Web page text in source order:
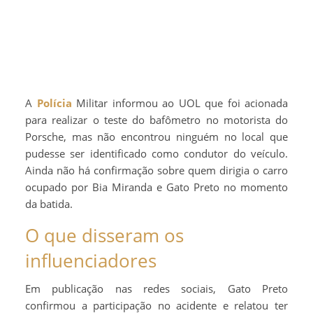
A Polícia Militar informou ao UOL que foi acionada
para realizar o teste do bafômetro no motorista do
Porsche, mas não encontrou ninguém no local que
pudesse ser identificado como condutor do veículo.
Ainda não há confirmação sobre quem dirigia o carro
ocupado por Bia Miranda e Gato Preto no momento
da batida.
O que disseram os
influenciadores
Em publicação nas redes sociais, Gato Preto
confirmou a participação no acidente e relatou ter